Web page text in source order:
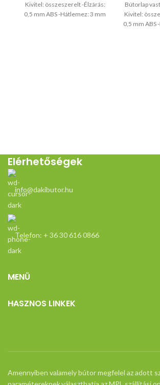
Kivitel: összeszerelt -Élzárás:
0,5 mm ABS -Hátlemez: 3 mm
Bútorlap
Kivitel:
0,5 mm ABS
Elérhetőségek
info@dakibutor.hu
Telefon: + 36 30 616 0866
MENÜ
HASZNOS LINKEK
Amennyiben valamely bútor megfelel az adott